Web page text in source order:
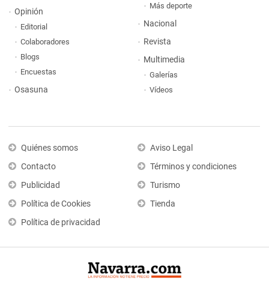
Opinión
Editorial
Colaboradores
Blogs
Encuestas
Osasuna
Más deporte
Nacional
Revista
Multimedia
Galerías
Vídeos
Quiénes somos
Contacto
Publicidad
Política de Cookies
Política de privacidad
Aviso Legal
Términos y condiciones
Turismo
Tienda